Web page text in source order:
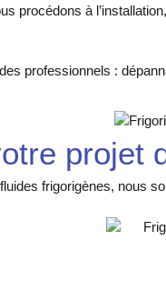
procédons à
professionnels :
projet
frigorigènes, nous